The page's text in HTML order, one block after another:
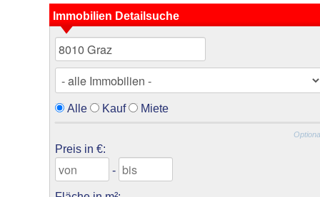
Immobilien Detailsuche
Alle Kauf Miete
Preis in €:
-